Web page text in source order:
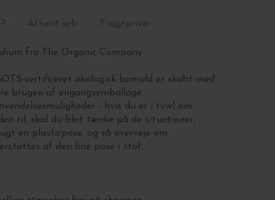
fra The Organic Company
certificeret økologisk bomuld er skabt med
brugen af engangsemballage.
- hvis du er i tvivl om
til, skal du blot tænke på de situationer,
en plasticpose, og så overveje om
af den fine pose i stof.